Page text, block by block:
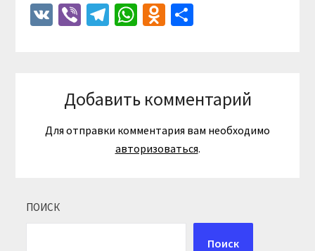
VKViberTelegram
WhatsApp
Odnoklassniki
Отправить
Добавить комментарий
Для отправки комментария вам необходимо
авторизоваться.
ПОИСК
Поиск